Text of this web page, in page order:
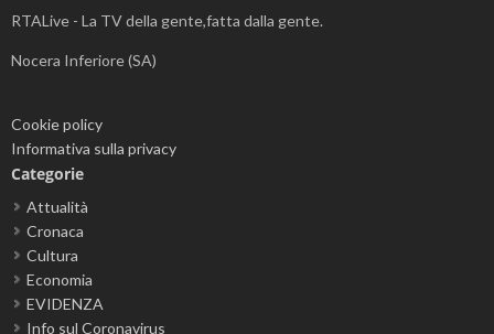
RTALive - La TV della gente,fatta dalla gente.
Nocera Inferiore (SA)
Cookie policy
Informativa sulla privacy
Categorie
Attualità
Cronaca
Cultura
Economia
EVIDENZA
Info sul Coronavirus